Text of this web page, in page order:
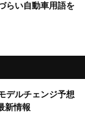
らい自動車用語を
デルチェンジ予想
新情報